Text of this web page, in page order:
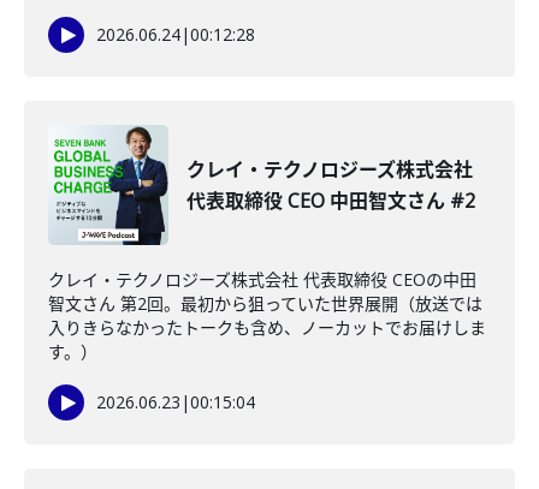
2026.06.24|00:12:28
クレイ・テクノロジーズ株式会社
代表取締役 CEO 中田智文さん #2
クレイ・テクノロジーズ株式会社 代表取締役 CEOの中田
智文さん 第2回。最初から狙っていた世界展開（放送では
入りきらなかったトークも含め、ノーカットでお届けしま
す。）
2026.06.23 |00:15:04